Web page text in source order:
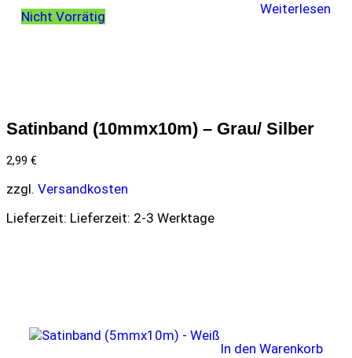
Nicht Vorrätig Weiterlesen
Satinband (10mmx10m) – Grau/ Silber
2,99 €
zzgl. Versandkosten
Lieferzeit: Lieferzeit: 2-3 Werktage
In den Warenkorb